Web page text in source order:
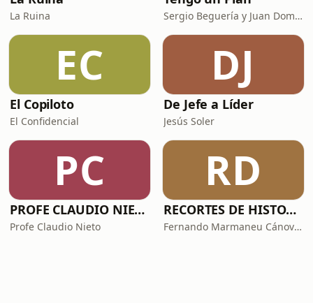
La Ruina Sergio Beguería y Juan Domínguez
EC
El Copiloto
El Confidencial
DJ
De Jefe a Líder
Jesús Soler
PC
PROFE CLAUDIO NIETO
Profe Claudio Nieto
RD
RECORTES DE HISTORIA Y CIENCIA
Fernando Marmaneu Cánovas